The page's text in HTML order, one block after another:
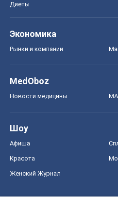
Диеты
Экономика
Рынки и компании
MedOboz
Новости медицины
Шоу
Афиша
Красота
Женский Журнал